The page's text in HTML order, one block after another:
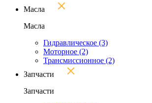
Масла
Масла
Гидравлическое (3)
Моторное (2)
Трансмиссионное (2)
Запчасти
Запчасти